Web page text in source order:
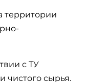
территории
с ТУ
чистого сырья.